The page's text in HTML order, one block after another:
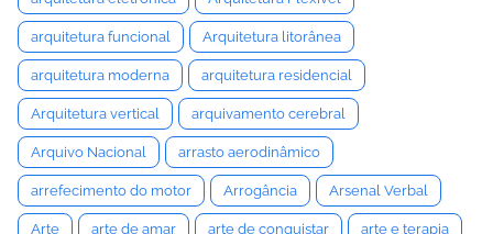
arquitetura funcional Arquitetura litorânea
arquitetura moderna arquitetura residencial
Arquitetura vertical arquivamento cerebral
Arquivo Nacional arrasto aerodinâmico
arrefecimento do motor Arrogância Arsenal Verbal
Arte arte de amar arte de conquistar arte e terapia